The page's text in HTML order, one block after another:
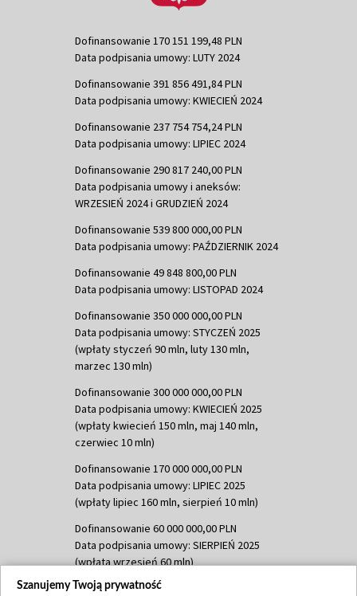
Dofinansowanie 170 151 199,48 PLN
Data podpisania umowy: LUTY 2024
Dofinansowanie 391 856 491,84 PLN
Data podpisania umowy: KWIECIEŃ 2024
Dofinansowanie 237 754 754,24 PLN
Data podpisania umowy: LIPIEC 2024
Dofinansowanie 290 817 240,00 PLN
Data podpisania umowy i aneksów:
WRZESIEŃ 2024 i GRUDZIEŃ 2024
Dofinansowanie 539 800 000,00 PLN
Data podpisania umowy: PAŹDZIERNIK 2024
Dofinansowanie 49 848 800,00 PLN
Data podpisania umowy: LISTOPAD 2024
Dofinansowanie 350 000 000,00 PLN
Data podpisania umowy: STYCZEŃ 2025
(wpłaty styczeń 90 mln, luty 130 mln,
marzec 130 mln)
Dofinansowanie 300 000 000,00 PLN
Data podpisania umowy: KWIECIEŃ 2025
(wpłaty kwiecień 150 mln, maj 140 mln,
czerwiec 10 mln)
Dofinansowanie 170 000 000,00 PLN
Data podpisania umowy: LIPIEC 2025
(wpłaty lipiec 160 mln, sierpień 10 mln)
Dofinansowanie 60 000 000,00 PLN
Data podpisania umowy: SIERPIEŃ 2025
(wpłata wrzesień 60 mln)
Dofinansowanie 635 783 051,21 PLN
Szanujemy Twoją prywatność